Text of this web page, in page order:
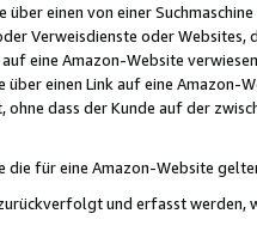
einen von einer
Verweisdienste oder Websites,
eine Amazon-Website
über einen Link auf eine
dass der Kunde auf der
die für eine Amazon-Website
und erfasst werden,